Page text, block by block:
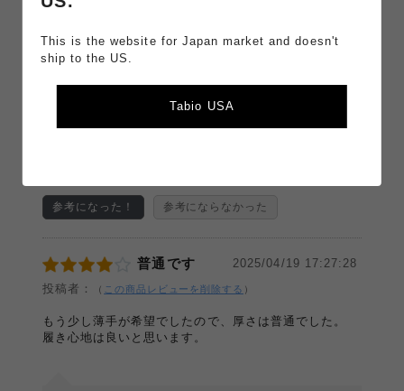
でも毛玉が出来やすく、お値段は高いのがネックです。
カラーバリエーションがもっと増えて欲しい。廃盤にな
参考になった！ 参考にならなかった
普通です
2025/04/19 17:27:28
投稿者：
（ この商品レビューを削除する ）
もう少し薄手が希望でしたので、厚さは普通でした。
履き心地は良いと思います。
This is the website for Japan market and doesn't
ship to the US.
Tabio USA